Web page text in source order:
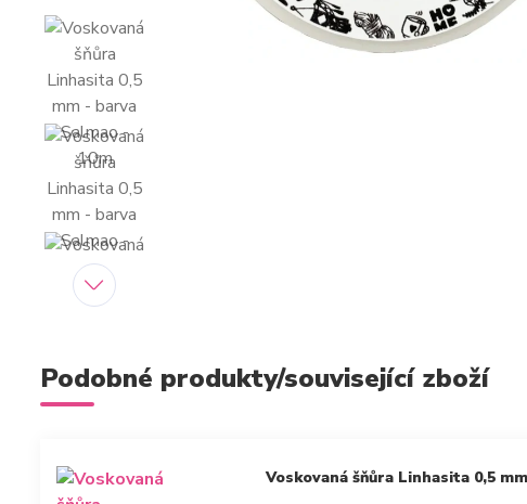
Podobné produkty/související zboží
Voskovaná šňůra Linhasita 0,5